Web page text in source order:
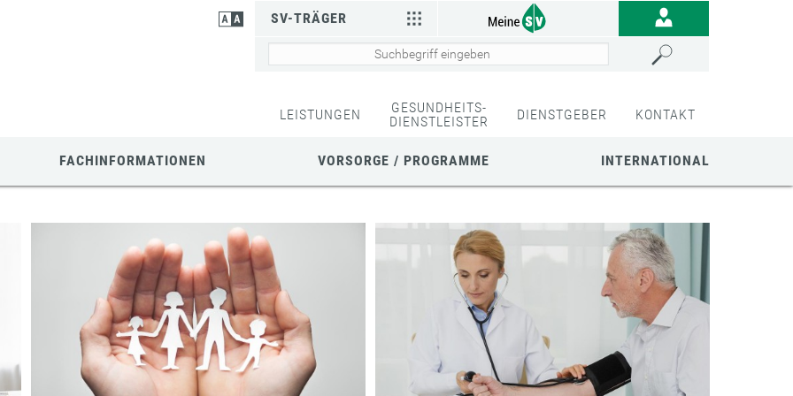
SV-TRÄGER
LEISTUNGEN
GESUNDHEITS-
DIENSTLEISTER
DIENSTGEBER KONTAKT
FACHINFORMATIONEN VORSORGE / PROGRAMME INTERNATIONAL